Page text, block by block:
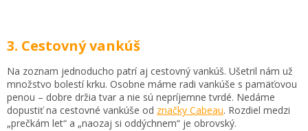
3. Cestovný vankúš
Na zoznam jednoducho patrí aj cestovný vankúš. Ušetril nám už
množstvo bolestí krku. Osobne máme radi vankúše s pamäťovou
penou – dobre držia tvar a nie sú nepríjemne tvrdé. Nedáme
dopustiť na cestovné vankúše od značky Cabeau. Rozdiel medzi
„prečkám let“ a „naozaj si oddýchnem“ je obrovský.